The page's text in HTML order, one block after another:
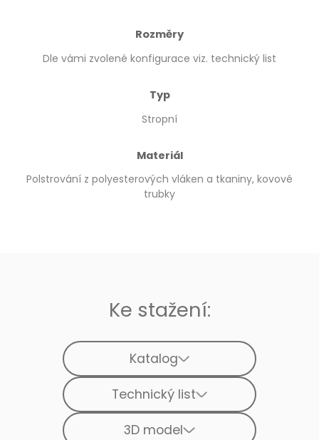
Rozměry
Dle vámi zvolené konfigurace viz. technický list
Typ
Stropní
Materiál
Polstrování z polyesterových vláken a tkaniny, kovové
trubky
Ke stažení:
Katalog
Technický list
3D model